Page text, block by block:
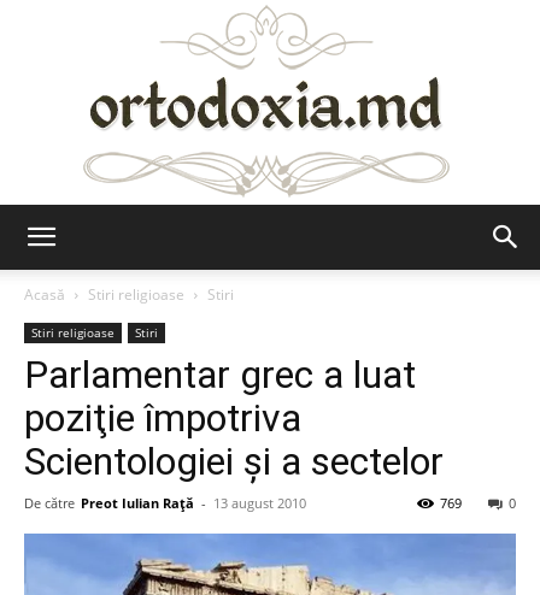
Acasă
Stiri religioase Stiri
Stiri religioase Stiri
Parlamentar grec a luat
poziţie împotriva
Scientologiei şi a sectelor
De către Preot Iulian Raţă - 13 august 2010 0
769